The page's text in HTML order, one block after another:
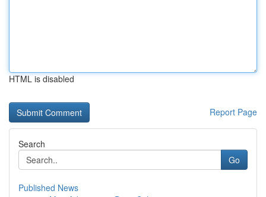
HTML is disabled
Report Page
Search
Go
Published News